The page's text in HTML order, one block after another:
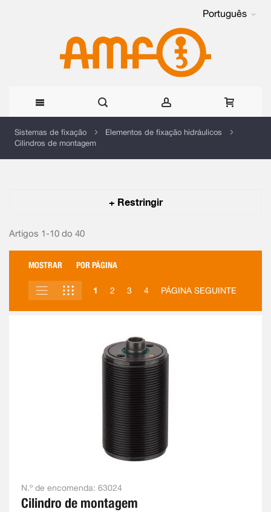
Português
Sistemas de fixação
Elementos de fixação hidráulicos
Cilindros de montagem
+ Restringir
Artigos 1-10 do 40
MOSTRAR POR PÁGINA
1 2 3 4 PÁGINA SEGUINTE
VER
COMO
LISTA GRELHA
N.º de encomenda: 63024
Cilindro de montagem